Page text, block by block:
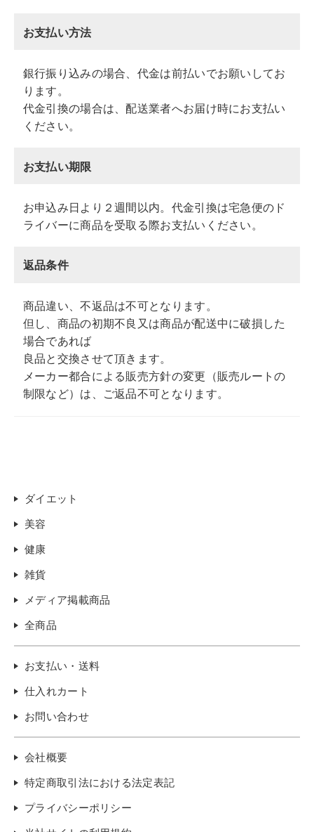
お支払い方法
銀行振り込みの場合、代金は前払いでお願いしてお
ります。
代金引換の場合は、配送業者へお届け時にお支払い
ください。
お支払い期限
お申込み日より２週間以内。代金引換は宅急便のド
ライバーに商品を受取る際お支払いください。
返品条件
商品違い、不返品は不可となります。
但し、商品の初期不良又は商品が配送中に破損した
場合であれば
良品と交換させて頂きます。
メーカー都合による販売方針の変更（販売ルートの
制限など）は、ご返品不可となります。
ダイエット
美容
健康
雑貨
メディア掲載商品
全商品
お支払い・送料
仕入れカート
お問い合わせ
会社概要
特定商取引法における法定表記
プライバシーポリシー